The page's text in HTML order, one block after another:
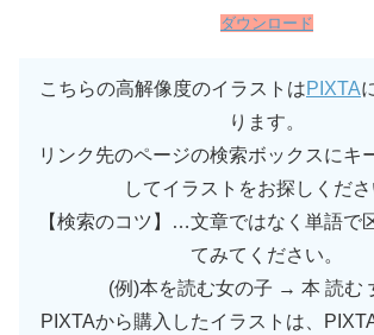
ダウンロード
こちらの高解像度のイラストはPIXTA
ります。
リンク先のページの検索ボックスにキ
してイラストをお探しくださ
【検索のコツ】…文章ではなく単語で
てみてください。
(例)本を読む女の子 → 本 読む
PIXTAから購入したイラストは、